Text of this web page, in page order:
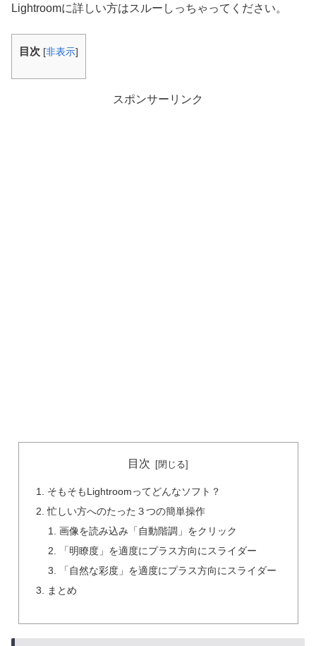
Lightroomに詳しい方はスルーしっちゃってください。
目次 [非表示]
スポンサーリンク
目次
そもそもLightroomってどんなソフト？
忙しい方へのたった３つの簡単操作
画像を読み込み「自動階調」をクリック
「明瞭度」を適度にプラス方向にスライダー
「自然な彩度」を適度にプラス方向にスライダー
まとめ